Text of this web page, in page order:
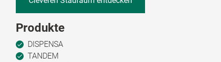
Produkte
DISPENSA
TANDEM